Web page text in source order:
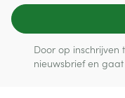
Door op inschrijven
nieuwsbrief en